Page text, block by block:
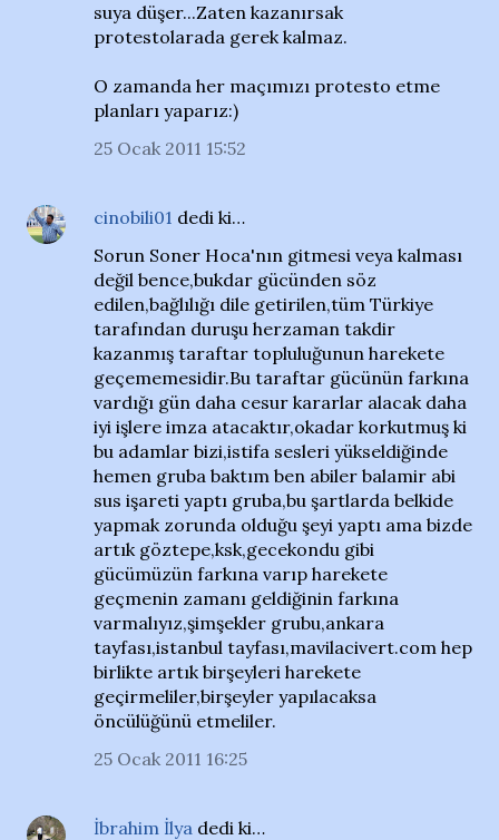
suya düşer...Zaten kazanırsak
protestolarada gerek kalmaz.
O zamanda her maçımızı protesto etme
planları yaparız:)
25 Ocak 2011 15:52
cinobili01 dedi ki…
Sorun Soner Hoca'nın gitmesi veya kalması
değil bence,bukdar gücünden söz
edilen,bağlılığı dile getirilen,tüm Türkiye
tarafından duruşu herzaman takdir
kazanmış taraftar topluluğunun harekete
geçememesidir.Bu taraftar gücünün farkına
vardığı gün daha cesur kararlar alacak daha
iyi işlere imza atacaktır,okadar korkutmuş ki
bu adamlar bizi,istifa sesleri yükseldiğinde
hemen gruba baktım ben abiler balamir abi
sus işareti yaptı gruba,bu şartlarda belkide
yapmak zorunda olduğu şeyi yaptı ama bizde
artık göztepe,ksk,gecekondu gibi
gücümüzün farkına varıp harekete
geçmenin zamanı geldiğinin farkına
varmalıyız,şimşekler grubu,ankara
tayfası,istanbul tayfası,mavilacivert.com hep
birlikte artık birşeyleri harekete
geçirmeliler,birşeyler yapılacaksa
öncülüğünü etmeliler.
25 Ocak 2011 16:25
İbrahim İlya dedi ki…